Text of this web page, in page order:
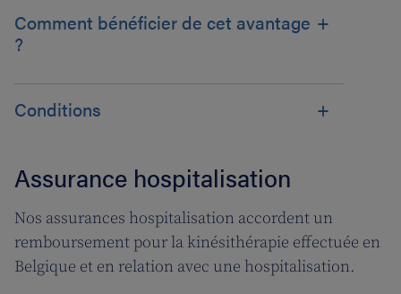
Comment bénéficier de cet avantage
?
Conditions
Assurance hospitalisation
Nos assurances hospitalisation accordent un
remboursement pour la kinésithérapie effectuée en
Belgique et en relation avec une hospitalisation.